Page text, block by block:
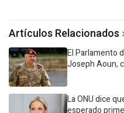
Artículos Relacionados
El Parlamento
Joseph Aoun,
La ONU dice